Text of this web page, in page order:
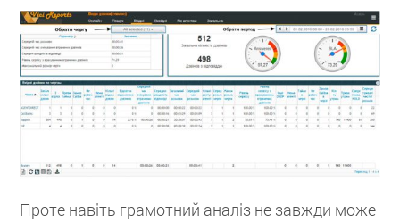
Проте навіть грамотний аналіз не завжди може